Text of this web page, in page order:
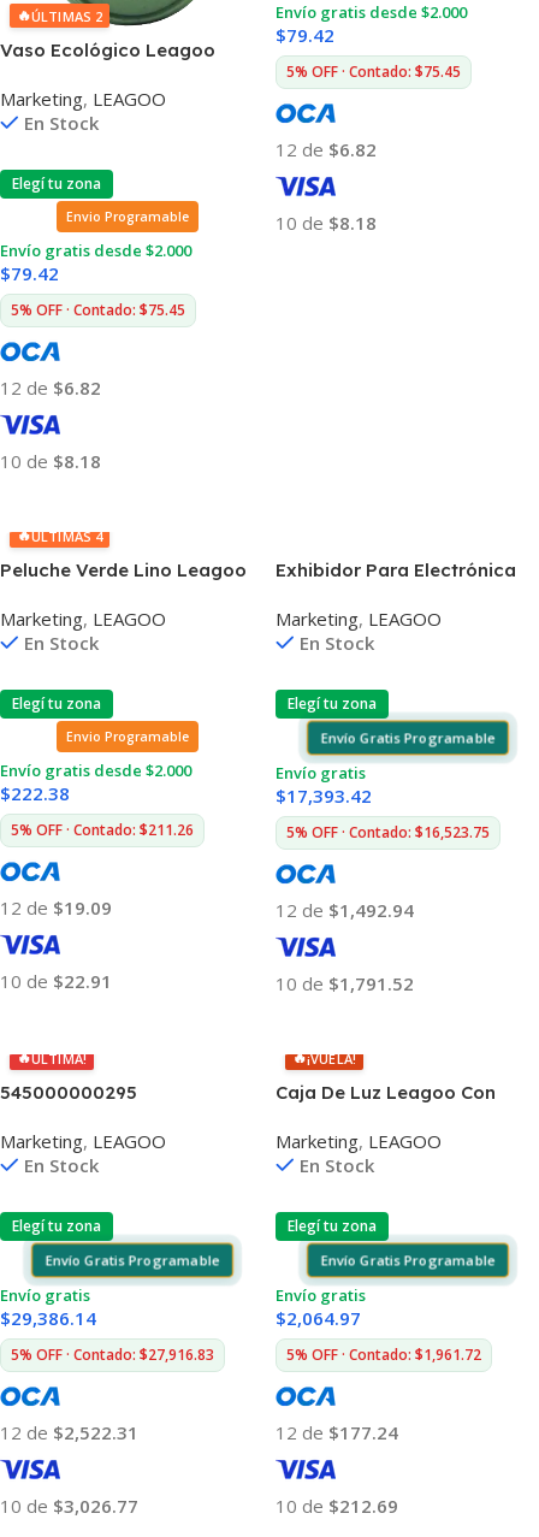
🔥ÚLTIMAS 2
Vaso Ecológico Leagoo
Marketing, LEAGOO
En Stock
Elegí tu zona
Envio Programable
Envío gratis desde $2.000
$79.42
5% OFF · Contado: $75.45
12 de $6.82
10 de $8.18
Envío gratis desde $2.000
$79.42
5% OFF · Contado: $75.45
12 de $6.82
10 de $8.18
🔥ÚLTIMAS 4
Peluche Verde Lino Leagoo
Marketing, LEAGOO
En Stock
Elegí tu zona
Envio Programable
Envío gratis desde $2.000
$222.38
5% OFF · Contado: $211.26
12 de $19.09
10 de $22.91
Exhibidor Para Electrónica
Marketing, LEAGOO
En Stock
Elegí tu zona
Envío Gratis Programable
Envío gratis
$17,393.42
5% OFF · Contado: $16,523.75
12 de $1,492.94
10 de $1,791.52
🔥ÚLTIMA!
545000000295
Marketing, LEAGOO
En Stock
Elegí tu zona
Envío Gratis Programable
Envío gratis
$29,386.14
5% OFF · Contado: $27,916.83
12 de $2,522.31
10 de $3,026.77
🔥¡VUELA!
Caja De Luz Leagoo Con
Marketing, LEAGOO
En Stock
Elegí tu zona
Envío Gratis Programable
Envío gratis
$2,064.97
5% OFF · Contado: $1,961.72
12 de $177.24
10 de $212.69